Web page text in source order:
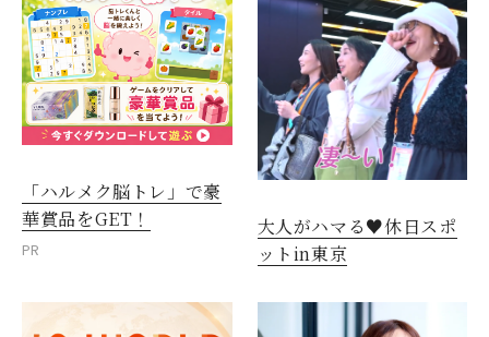
「ハルメク脳トレ」で豪
華賞品をGET！
PR
大人がハマる♥休日スポ
ットin東京